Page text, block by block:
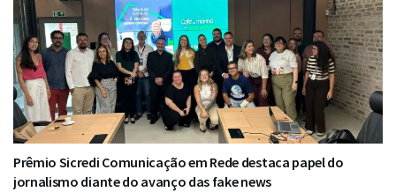
Prêmio Sicredi Comunicação em Rede destaca papel do
jornalismo diante do avanço das fake news